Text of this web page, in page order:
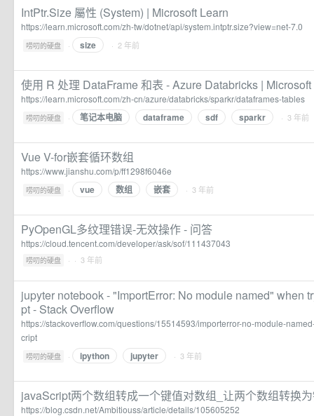
IntPtr.Size 屬性 (System) | Microsoft Learn
https://learn.microsoft.com/zh-tw/dotnet/api/system.intptr.size?view=net-7.0
唠叨的硬盘 · size · 2 年前
使用 R 处理 DataFrame 和表 - Azure Databricks |
https://learn.microsoft.com/zh-cn/azure/databricks/sparkr/dataframes-tables
唠叨的硬盘 · 笔记本电脑 dataframe sdf sparkr · 3 年前
Vue V-for嵌套循环数组
https://www.jianshu.com/p/ff1298f6046e
唠叨的硬盘 · vue 数组 嵌套 · 3 年前
PyOpenGL多纹理错误-无效操作 - 问答
https://cloud.tencent.com/developer/ask/sof/111437043
唠叨的硬盘 · · 3 年前
jupyter notebook - "ImportError: No module named" when
pt - Stack Overflow
https://stackoverflow.com/questions/15514593/importerror-no-module-
cript
唠叨的硬盘 · ipython jupyter · 3 年前
javaScript两个数组转成一个键值对数组_让两个数组转换
https://blog.csdn.net/Ambitiouss/article/details/105605252